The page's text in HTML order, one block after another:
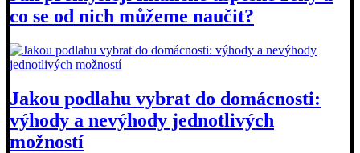
co se od nich můžeme naučit?
Jakou podlahu vybrat do domácnosti:
výhody a nevýhody jednotlivých
možností